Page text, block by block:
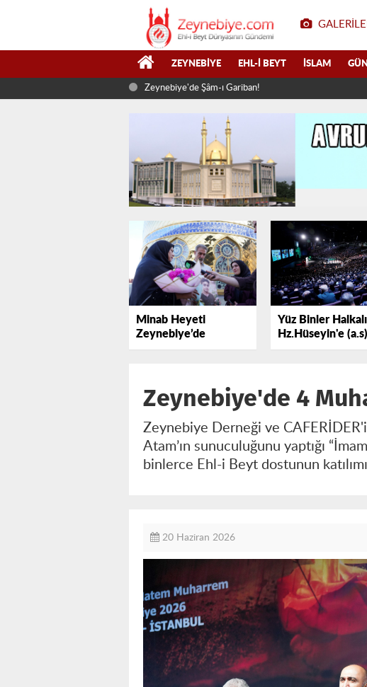
ZEYNEBIYE EHL-I BEYT İSLAM
Zeynebiye'de Şâm-ı Gariban!
Minab Heyeti
Zeynebiye’de
Yüz Binler
Hz.Hüseyin'e (a.s)
Lebbeyk Dedi
Zeynebiye'de 4
Zeynebiye Derneği ve
Atam’ın sunuculuğunu yaptığı
binlerce Ehl-i Beyt dostunun
20 Haziran 2026